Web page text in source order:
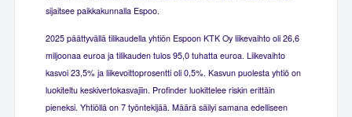
sijaitsee paikkakunnalla Espoo.
2025 päättyvällä tilikaudella yhtiön Espoon KTK Oy liikevaihto oli 26,6
miljoonaa euroa ja tilikauden tulos 95,0 tuhatta euroa. Liikevaihto
kasvoi 23,5% ja liikevoittoprosentti oli 0,5%. Kasvun puolesta yhtiö on
luokiteltu keskivertokasvajiin. Profinder luokittelee riskin erittäin
pieneksi. Yhtiöllä on 7 työntekijää. Määrä säilyi samana edelliseen